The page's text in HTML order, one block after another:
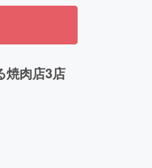
焼肉店3店